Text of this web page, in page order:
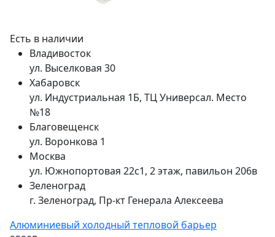
Есть в наличии
Владивосток
ул. Выселковая 30
Хабаровск
ул. Индустриальная 1Б, ТЦ Универсал. Место
№18
Благовещенск
ул. Воронкова 1
Москва
ул. Южнопортовая 22с1, 2 этаж, павильон 206в
Зеленоград
г. Зеленоград, Пр-кт Генерала Алексеева
Алюминиевый холодный тепловой барьер